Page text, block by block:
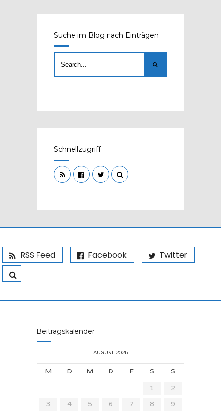
Suche im Blog nach Einträgen
Schnellzugriff
RSS Feed Facebook Twitter
Beitragskalender
AUGUST 2026
M D M D F S
S
1
2
3
4 5 6 7 8 9